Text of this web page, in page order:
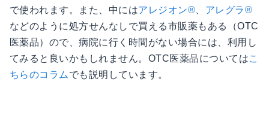
で使われます。また、中にはアレジオン®️、 アレグラ®️
などのように処方せんなしで買える市販薬もある（OTC
医薬品）ので、病院に行く時間がない場合には、利用し
てみると良いかもしれません。OTC医薬品についてはこ
ちらのコラムでも説明しています。